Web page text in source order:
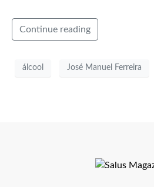
Continue reading
álcool José Manuel Ferreira